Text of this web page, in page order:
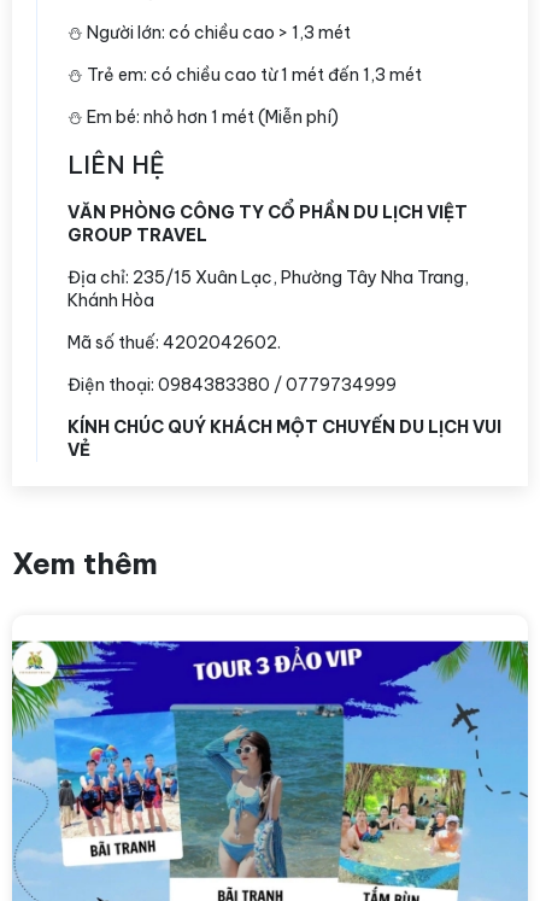
⛄️ Người lớn: có chiều cao > 1,3 mét
⛄️ Trẻ em: có chiều cao từ 1 mét đến 1,3 mét
⛄️ Em bé: nhỏ hơn 1 mét (Miễn phí)
LIÊN HỆ
VĂN PHÒNG CÔNG TY CỔ PHẦN DU LỊCH VIỆT
GROUP TRAVEL
Địa chỉ: 235/15 Xuân Lạc, Phường Tây Nha Trang,
Khánh Hòa
Mã số thuế: 4202042602.
Điện thoại: 0984383380 / 0779734999
KÍNH CHÚC QUÝ KHÁCH MỘT CHUYẾN DU LỊCH VUI
VẺ
Xem thêm